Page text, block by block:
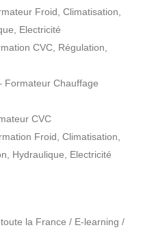
Froid, Climatisation,
Electricité
CVC, Régulation,
Formateur Chauffage
CVC
Froid, Climatisation,
Hydraulique, Electricité
la France / E-learning /